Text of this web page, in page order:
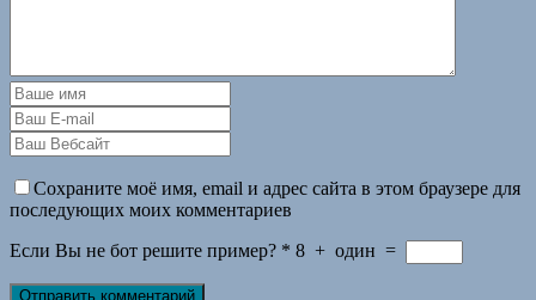
Сохраните моё имя, email и адрес сайта в этом браузере для
последующих моих комментариев
Если Вы не бот решите пример? * 8 + один =